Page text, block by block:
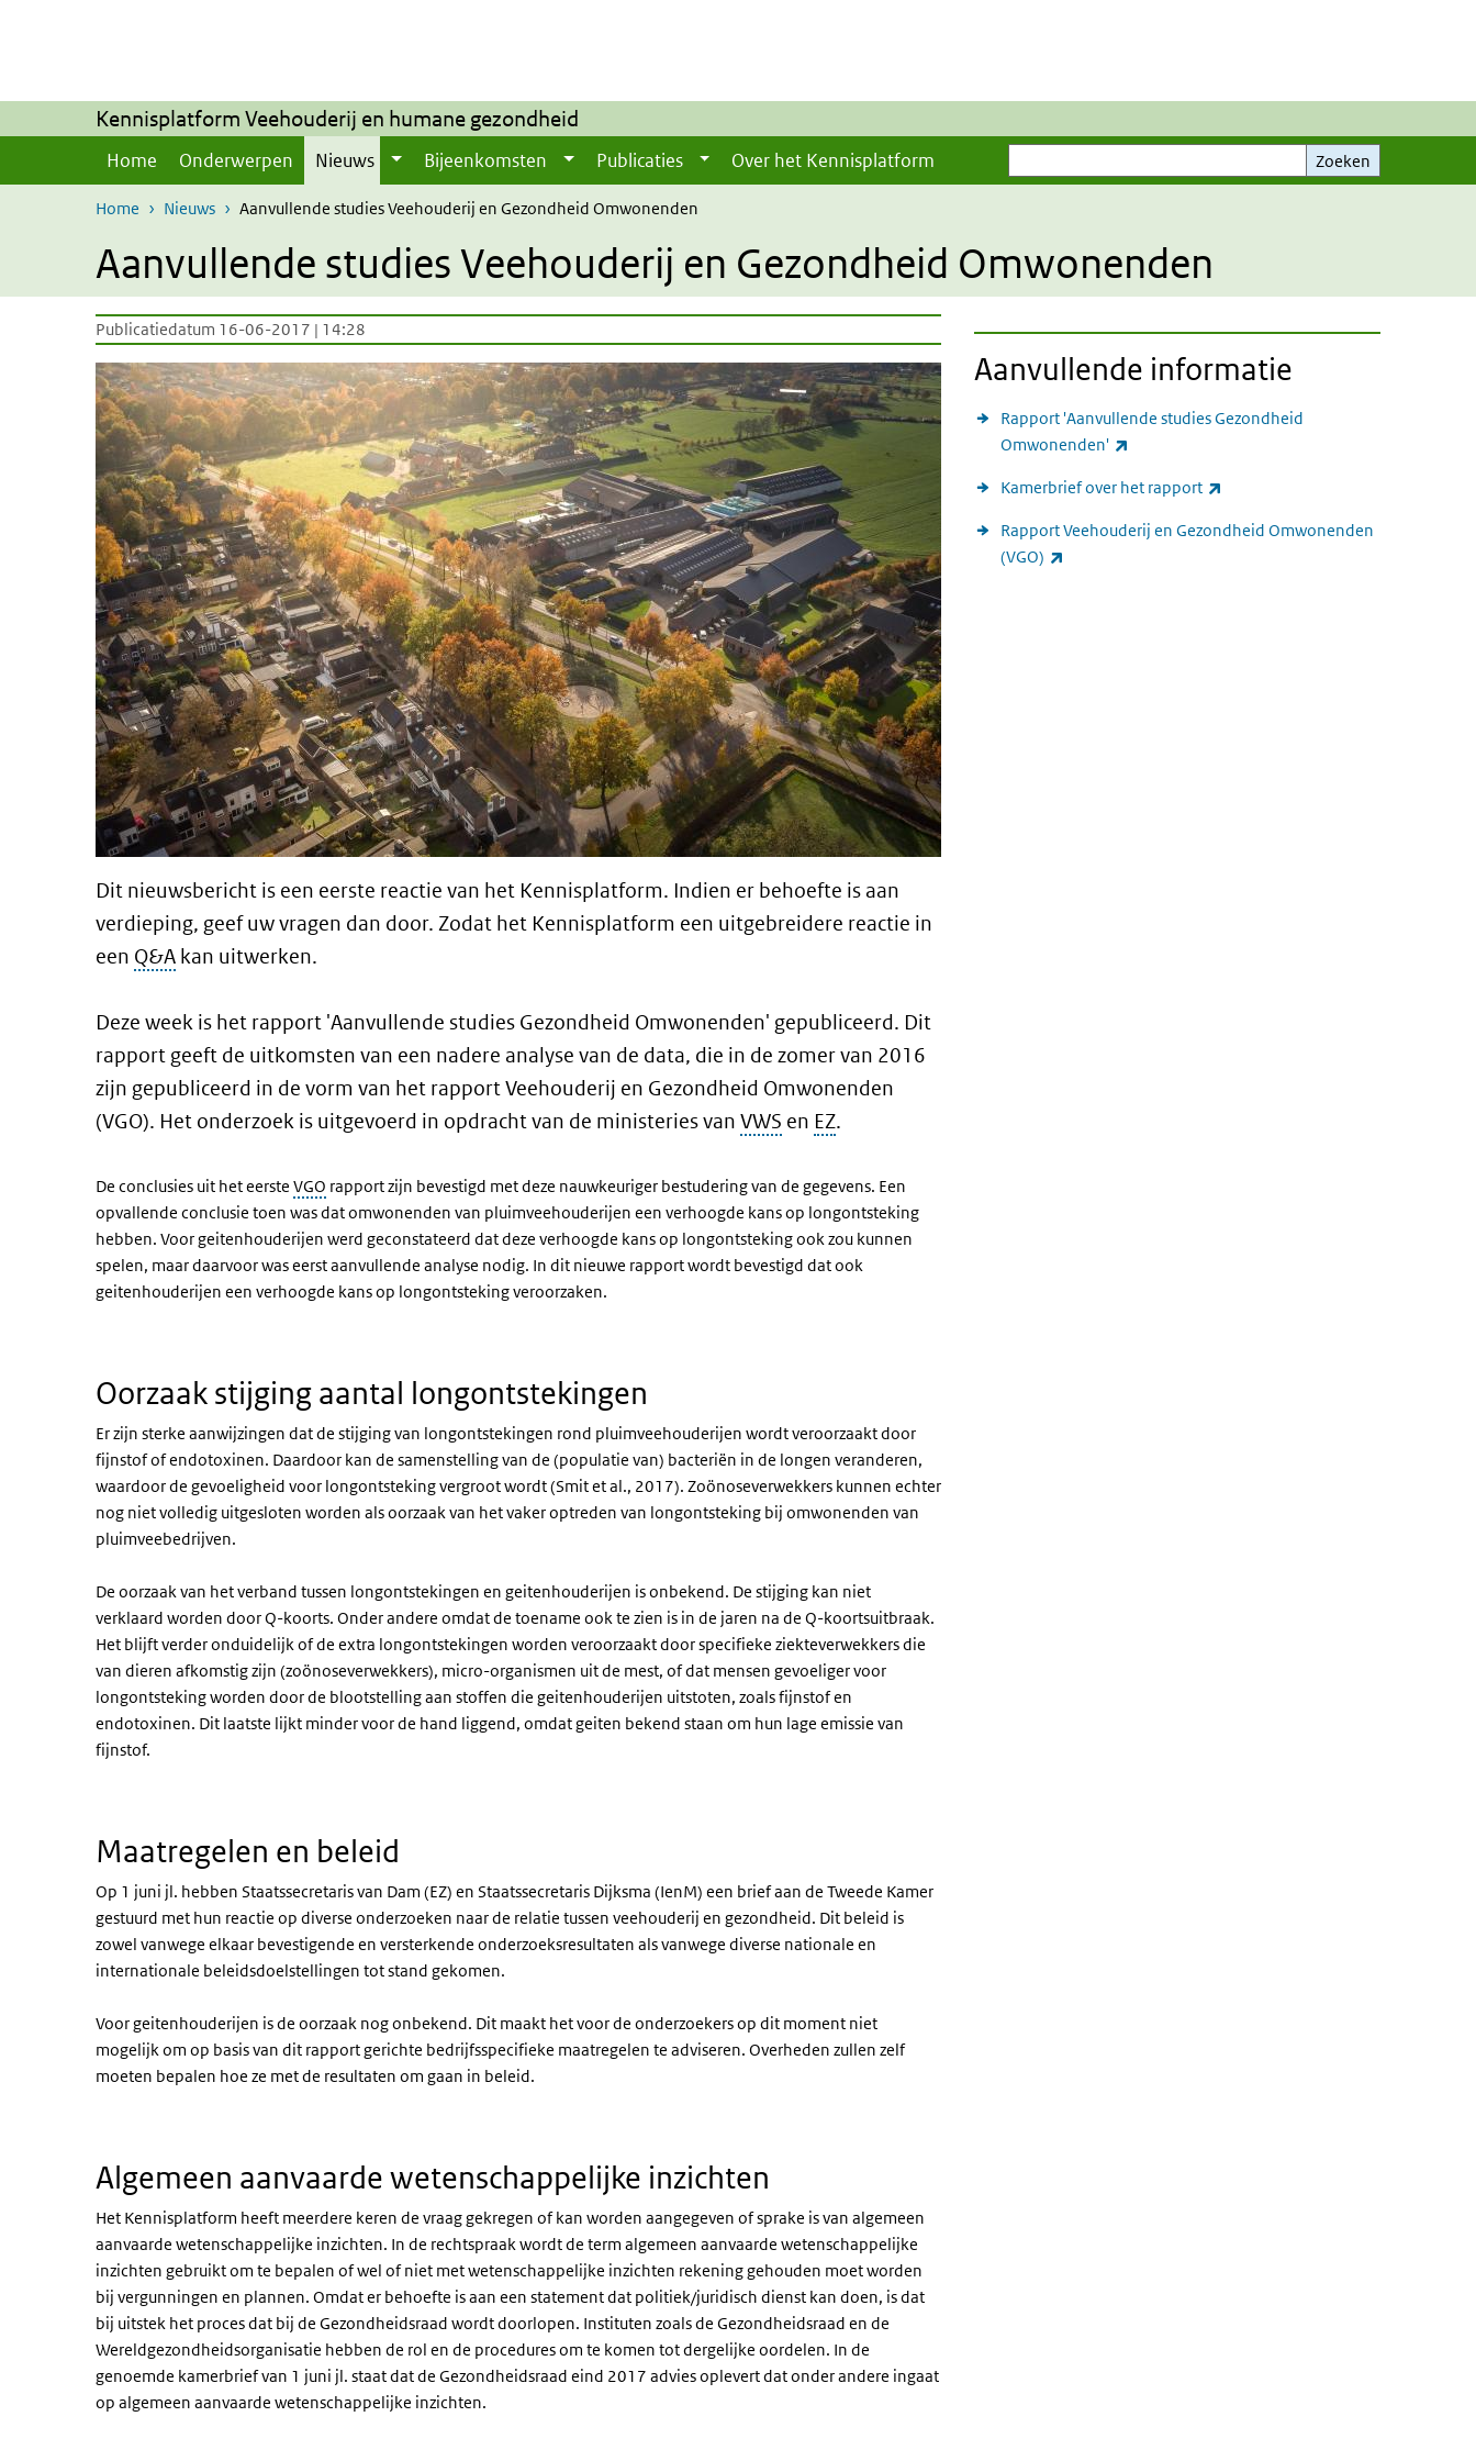
Kennisplatform Veehouderij en humane gezondheid
Home Onderwerpen Nieuws Bijeenkomsten Publicaties Over het Kennisplatform
Zoeken
Zoeken
Home Nieuws Aanvullende studies Veehouderij en Gezondheid Omwonenden
Aanvullende studies Veehouderij en Gezondheid Omwonenden
Publicatiedatum 16-06-2017 | 14:28
Dit nieuwsbericht is een eerste reactie van het Kennisplatform. Indien er behoefte is aan
verdieping, geef uw vragen dan door. Zodat het Kennisplatform een uitgebreidere reactie in
een Q&A kan uitwerken.
Deze week is het rapport 'Aanvullende studies Gezondheid Omwonenden' gepubliceerd. Dit
rapport geeft de uitkomsten van een nadere analyse van de data, die in de zomer van 2016
zijn gepubliceerd in de vorm van het rapport Veehouderij en Gezondheid Omwonenden
(VGO). Het onderzoek is uitgevoerd in opdracht van de ministeries van VWS en EZ.
De conclusies uit het eerste VGO rapport zijn bevestigd met deze nauwkeuriger bestudering van de gegevens. Een
opvallende conclusie toen was dat omwonenden van pluimveehouderijen een verhoogde kans op longontsteking
hebben. Voor geitenhouderijen werd geconstateerd dat deze verhoogde kans op longontsteking ook zou kunnen
spelen, maar daarvoor was eerst aanvullende analyse nodig. In dit nieuwe rapport wordt bevestigd dat ook
geitenhouderijen een verhoogde kans op longontsteking veroorzaken.
Oorzaak stijging aantal longontstekingen
Er zijn sterke aanwijzingen dat de stijging van longontstekingen rond pluimveehouderijen wordt veroorzaakt door
fijnstof of endotoxinen. Daardoor kan de samenstelling van de (populatie van) bacteriën in de longen veranderen,
waardoor de gevoeligheid voor longontsteking vergroot wordt (Smit et al., 2017). Zoönoseverwekkers kunnen echter
nog niet volledig uitgesloten worden als oorzaak van het vaker optreden van longontsteking bij omwonenden van
pluimveebedrijven.
De oorzaak van het verband tussen longontstekingen en geitenhouderijen is onbekend. De stijging kan niet
verklaard worden door Q-koorts. Onder andere omdat de toename ook te zien is in de jaren na de Q-koortsuitbraak.
Het blijft verder onduidelijk of de extra longontstekingen worden veroorzaakt door specifieke ziekteverwekkers die
van dieren afkomstig zijn (zoönoseverwekkers), micro-organismen uit de mest, of dat mensen gevoeliger voor
longontsteking worden door de blootstelling aan stoffen die geitenhouderijen uitstoten, zoals fijnstof en
endotoxinen. Dit laatste lijkt minder voor de hand liggend, omdat geiten bekend staan om hun lage emissie van
fijnstof.
Maatregelen en beleid
Op 1 juni jl. hebben Staatssecretaris van Dam (EZ) en Staatssecretaris Dijksma (IenM) een brief aan de Tweede Kamer
gestuurd met hun reactie op diverse onderzoeken naar de relatie tussen veehouderij en gezondheid. Dit beleid is
zowel vanwege elkaar bevestigende en versterkende onderzoeksresultaten als vanwege diverse nationale en
internationale beleidsdoelstellingen tot stand gekomen.
Voor geitenhouderijen is de oorzaak nog onbekend. Dit maakt het voor de onderzoekers op dit moment niet
mogelijk om op basis van dit rapport gerichte bedrijfsspecifieke maatregelen te adviseren. Overheden zullen zelf
moeten bepalen hoe ze met de resultaten om gaan in beleid.
Algemeen aanvaarde wetenschappelijke inzichten
Het Kennisplatform heeft meerdere keren de vraag gekregen of kan worden aangegeven of sprake is van algemeen
aanvaarde wetenschappelijke inzichten. In de rechtspraak wordt de term algemeen aanvaarde wetenschappelijke
inzichten gebruikt om te bepalen of wel of niet met wetenschappelijke inzichten rekening gehouden moet worden
bij vergunningen en plannen. Omdat er behoefte is aan een statement dat politiek/juridisch dienst kan doen, is dat
bij uitstek het proces dat bij de Gezondheidsraad wordt doorlopen. Instituten zoals de Gezondheidsraad en de
Wereldgezondheidsorganisatie hebben de rol en de procedures om te komen tot dergelijke oordelen. In de
genoemde kamerbrief van 1 juni jl. staat dat de Gezondheidsraad eind 2017 advies oplevert dat onder andere ingaat
op algemeen aanvaarde wetenschappelijke inzichten.
Aanvullende informatie
Rapport 'Aanvullende studies Gezondheid
Omwonenden'
Kamerbrief over het rapport
Rapport Veehouderij en Gezondheid Omwonenden
(VGO)